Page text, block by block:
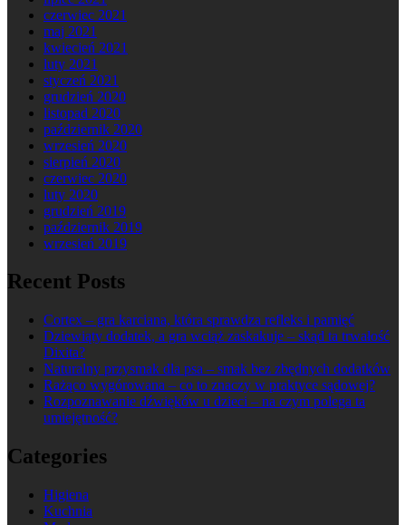
czerwiec 2021
maj 2021
kwiecień 2021
luty 2021
styczeń 2021
grudzień 2020
listopad 2020
październik 2020
wrzesień 2020
sierpień 2020
czerwiec 2020
luty 2020
grudzień 2019
październik 2019
wrzesień 2019
Recent Posts
Cortex – gra karciana, która sprawdza refleks i pamięć
Dziewiąty dodatek, a gra wciąż zaskakuje – skąd ta trwałość
Dixita?
Naturalny przysmak dla psa – smak bez zbędnych dodatków
Rażąco wygórowana – co to znaczy w praktyce sądowej?
Rozpoznawanie dźwięków u dzieci – na czym polega ta
umiejętność?
Categories
Higiena
Kuchnia